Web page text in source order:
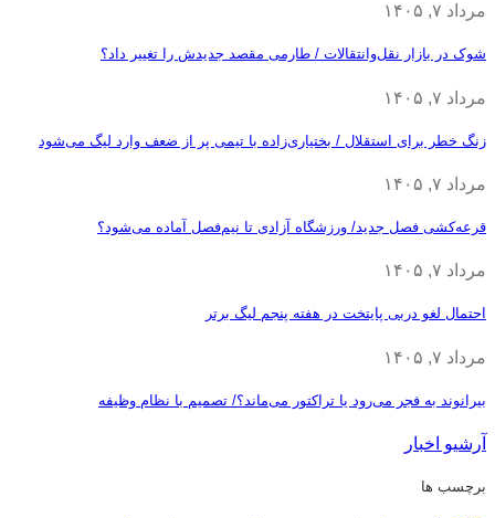
مرداد ۷, ۱۴۰۵
شوک در بازار نقل‌وانتقالات / طارمی مقصد جدیدش را تغییر داد؟
مرداد ۷, ۱۴۰۵
زنگ خطر برای استقلال / بختیاری‌زاده با تیمی پر از ضعف وارد لیگ می‌شود
مرداد ۷, ۱۴۰۵
قرعه‎‌کشی فصل جدید/ ورزشگاه آزادی تا نیم‌فصل آماده می‌شود؟
مرداد ۷, ۱۴۰۵
احتمال لغو دربی پایتخت در هفته پنجم لیگ برتر
مرداد ۷, ۱۴۰۵
بیرانوند به فجر می‌رود یا تراکتور می‌ماند؟/ تصمیم با نظام وظیفه
آرشیو اخبار
برچسب ها